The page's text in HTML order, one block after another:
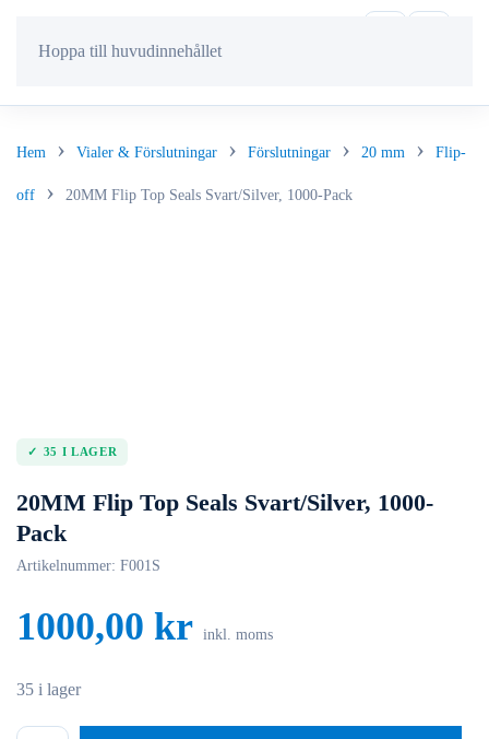
Hoppa till huvudinnehållet
Hem Vialer & Förslutningar Förslutningar 20 mm Flip-
off 20MM Flip Top Seals Svart/Silver, 1000-Pack
35 I LAGER
20MM Flip Top Seals Svart/Silver, 1000-
Pack
Artikelnummer: F001S
1000,00 kr inkl. moms
35 i lager